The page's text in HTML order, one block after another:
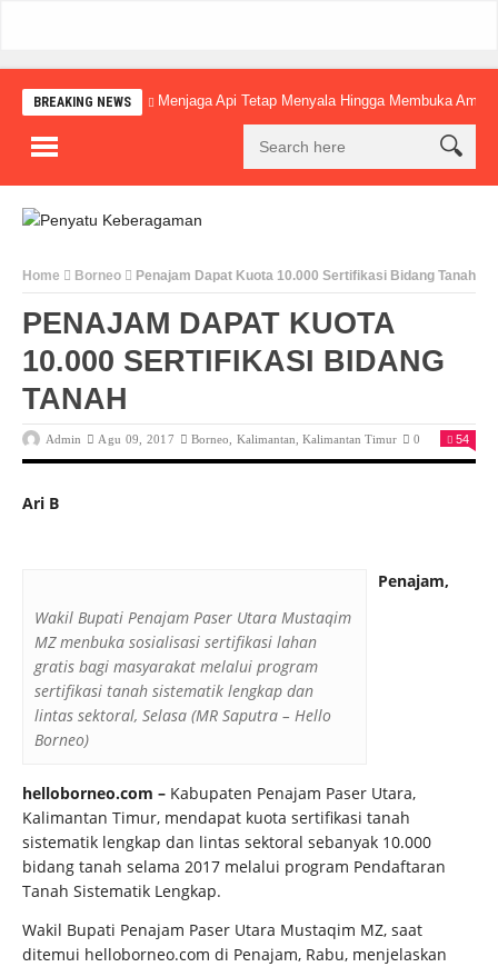
BREAKING NEWS Menjaga Api Tetap Menyala Hingga Membuka
Home Borneo Penajam Dapat Kuota 10.000 Sertifikasi Bidang Tanah
PENAJAM DAPAT KUOTA
10.000 SERTIFIKASI BIDANG
TANAH
Admin Agu 09, 2017 Borneo Kalimantan ,Kalimantan Timur 0 54
Ari B
Wakil Bupati Penajam Paser Utara Mustaqim
MZ menbuka sosialisasi sertifikasi lahan
gratis bagi masyarakat melalui program
sertifikasi tanah sistematik lengkap dan
lintas sektoral, Selasa (MR Saputra – Hello
Borneo)
Penajam,
helloborneo.com – Kabupaten Penajam Paser Utara,
Kalimantan Timur, mendapat kuota sertifikasi tanah
sistematik lengkap dan lintas sektoral sebanyak 10.000
bidang tanah selama 2017 melalui program Pendaftaran
Tanah Sistematik Lengkap.
Wakil Bupati Penajam Paser Utara Mustaqim MZ, saat
ditemui helloborneo.com di Penajam, Rabu, menjelaskan